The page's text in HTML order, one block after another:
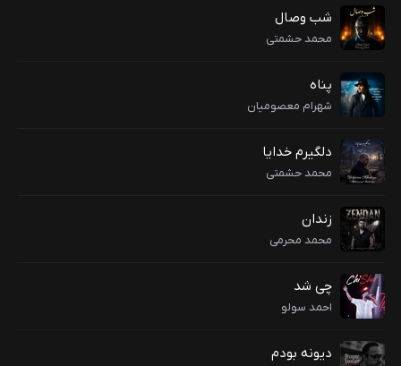
شب وصال
محمد حشمتی
پناه
شهرام معصومیان
دلگیرم خدایا
محمد حشمتی
زندان
محمد محرمی
چی شد
احمد سولو
دیونه بودم